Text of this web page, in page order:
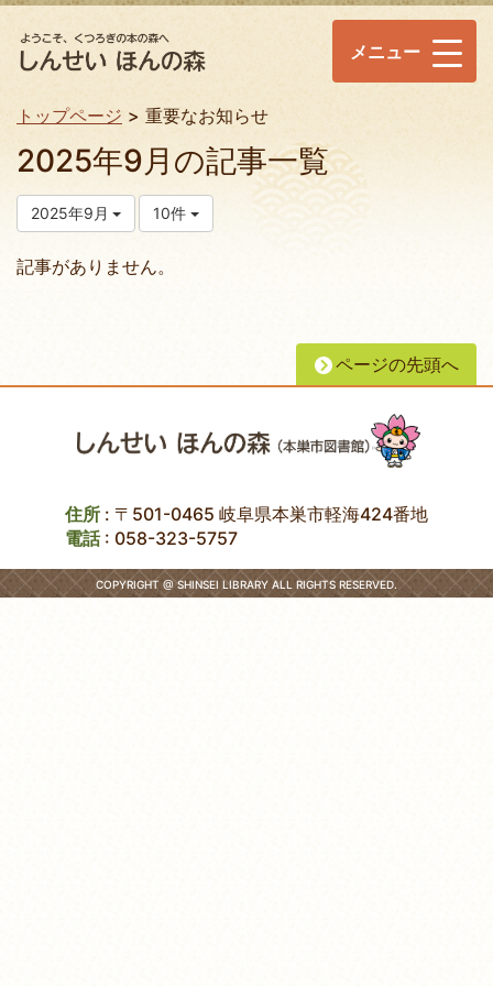
メニュー
トップページ 重要なお知らせ
2025年9月の記事一覧
2025年9月 10件
記事がありません。
ページの先頭へ
住所 : 〒501-0465 岐阜県本巣市軽海424番地
電話: 058-323-5757
COPYRIGHT @ SHINSEI LIBRARY ALL RIGHTS RESERVED.